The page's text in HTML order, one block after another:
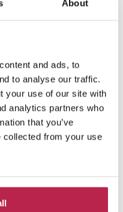
About
and ads, to
to analyse our traffic.
your use of our site with
analytics partners who
that you’ve
collected from your use
Bekijk locatie
week